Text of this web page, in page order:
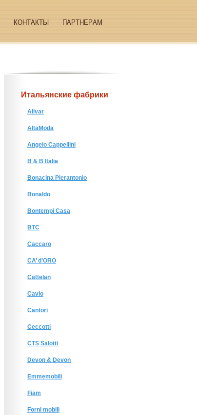
КОНТАКТЫ ПАРТНЕРАМ
Итальянские фабрики
Alivar
AltaModa
Angelo Cappellini
B & B Italia
Bonacina Pierantonio
Bonaldo
Bontempi Casa
BTC
Caccaro
CA’ d’ORO
Cattelan
Cavio
Cantori
Ceccotti
CTS Salotti
Devon & Devon
Emmemobili
Fiam
Forni mobili